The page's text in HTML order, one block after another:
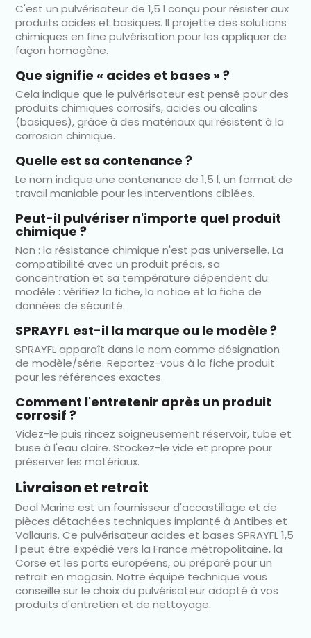
C'est un pulvérisateur de 1,5 l conçu pour résister aux
produits acides et basiques. Il projette des solutions
chimiques en fine pulvérisation pour les appliquer de
façon homogène.
Que signifie « acides et bases » ?
Cela indique que le pulvérisateur est pensé pour des
produits chimiques corrosifs, acides ou alcalins
(basiques), grâce à des matériaux qui résistent à la
corrosion chimique.
Quelle est sa contenance ?
Le nom indique une contenance de 1,5 l, un format de
travail maniable pour les interventions ciblées.
Peut-il pulvériser n'importe quel produit
chimique ?
Non : la résistance chimique n'est pas universelle. La
compatibilité avec un produit précis, sa
concentration et sa température dépendent du
modèle : vérifiez la fiche, la notice et la fiche de
données de sécurité.
SPRAYFL est-il la marque ou le modèle ?
SPRAYFL apparaît dans le nom comme désignation
de modèle/série. Reportez-vous à la fiche produit
pour les références exactes.
Comment l'entretenir après un produit
corrosif ?
Videz-le puis rincez soigneusement réservoir, tube et
buse à l'eau claire. Stockez-le vide et propre pour
préserver les matériaux.
Livraison et retrait
Deal Marine est un fournisseur d'accastillage et de
pièces détachées techniques implanté à Antibes et
Vallauris. Ce pulvérisateur acides et bases SPRAYFL 1,5
l peut être expédié vers la France métropolitaine, la
Corse et les ports européens, ou préparé pour un
retrait en magasin. Notre équipe technique vous
conseille sur le choix du pulvérisateur adapté à vos
produits d'entretien et de nettoyage.